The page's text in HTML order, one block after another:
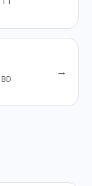
→